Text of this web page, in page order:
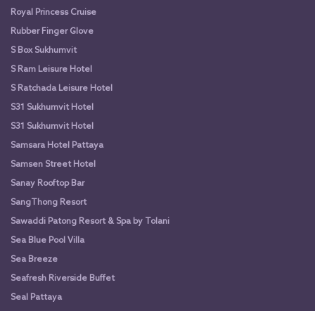
Royal Princess Cruise
Rubber Finger Glove
S Box Sukhumvit
S Ram Leisure Hotel
S Ratchada Leisure Hotel
S31 Sukhumvit Hotel
S31 Sukhumvit Hotel
Samsara Hotel Pattaya
Samsen Street Hotel
Sanay Rooftop Bar
SangThong Resort
Sawaddi Patong Resort & Spa by Tolani
Sea Blue Pool Villa
Sea Breeze
Seafresh Riverside Buffet
Seal Pattaya